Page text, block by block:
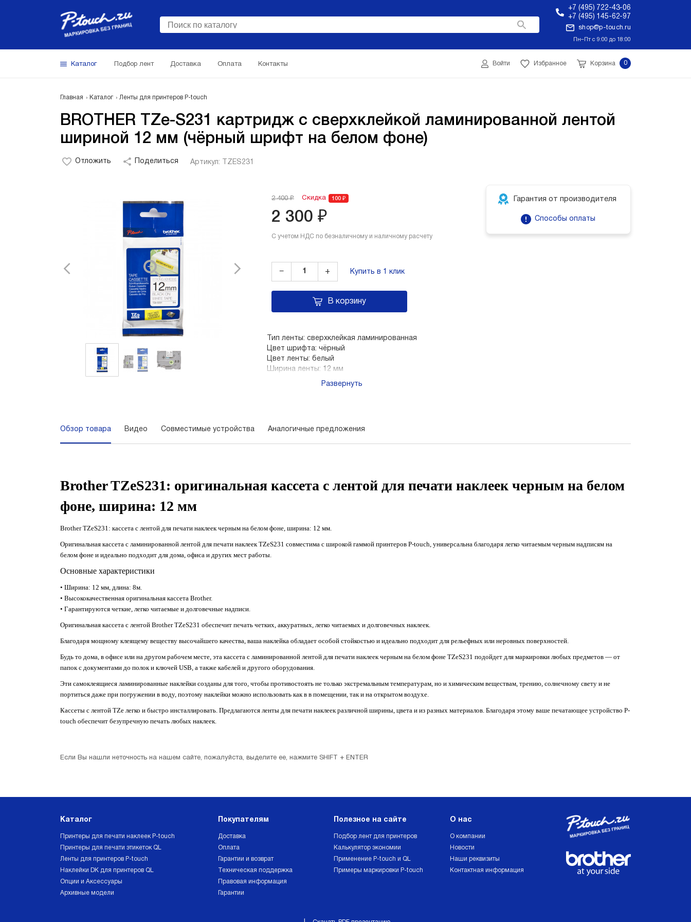
+7 (495) 722-43-06
+7 (495) 145-62-97
shop@p-touch.ru
Пн–Пт с 9:00 до 18:00
Каталог Подбор лент Доставка Оплата Контакты Войти Избранное Корзина 0
Главная Каталог Ленты для принтеров P-touch
BROTHER TZe-S231 картридж с cверхклейкой ламинированной лентой
шириной 12 мм (чёрный шрифт на белом фоне)
Отложить Поделиться Артикул: TZES231
2 400 ₽ Скидка 100 ₽
2 300 ₽
С учетом НДС по безналичному и наличному расчету
− + Купить в 1 клик
В корзину
Тип ленты: cверхклейкая ламинированная
Цвет шрифта: чёрный
Цвет ленты: белый
Ширина ленты: 12 мм
Длина ленты: 8 метров
Развернуть
Гарантия от производителя
Способы оплаты
Обзор товара Видео Совместимые устройства Аналогичные предложения
Brother TZeS231: оригинальная кассета с лентой для печати наклеек черным на белом
фоне, ширина: 12 мм
Brother TZeS231: кассета с лентой для печати наклеек черным на белом фоне, ширина: 12 мм.
Оригинальная кассета с ламинированной лентой для печати наклеек TZeS231 совместима с широкой гаммой принтеров P-touch, универсальна благодаря легко читаемым черным надписям на
белом фоне и идеально подходит для дома, офиса и других мест работы.
Основные характеристики
• Ширина: 12 мм, длина: 8м.
• Высококачественная оригинальная кассета Brother.
• Гарантируются четкие, легко читаемые и долговечные надписи.
Оригинальная кассета с лентой Brother TZeS231 обеспечит печать четких, аккуратных, легко читаемых и долговечных наклеек.
Благодаря мощному клеящему веществу высочайшего качества, ваша наклейка обладает особой стойкостью и идеально подходит для рельефных или неровных поверхностей.
Будь то дома, в офисе или на другом рабочем месте, эта кассета с ламинированной лентой для печати наклеек черным на белом фоне TZeS231 подойдет для маркировки любых предметов — от
папок с документами до полок и ключей USB, а также кабелей и другого оборудования.
Эти самоклеящиеся ламинированные наклейки созданы для того, чтобы противостоять не только экстремальным температурам, но и химическим веществам, трению, солнечному свету и не
портиться даже при погружении в воду, поэтому наклейки можно использовать как в в помещении, так и на открытом воздухе.
Кассеты с лентой TZe легко и быстро инсталлировать. Предлагаются ленты для печати наклеек различной ширины, цвета и из разных материалов. Благодаря этому ваше печатающее устройство P-
touch обеспечит безупречную печать любых наклеек.
Если Вы нашли неточность на нашем сайте, пожалуйста, выделите ее, нажмите SHIFT + ENTER
Каталог
Принтеры для печати наклеек P-touch
Принтеры для печати этикеток QL
Ленты для принтеров P-touch
Наклейки DK для принтеров QL
Опции и Аксессуары
Архивные модели
Покупателям
Доставка
Оплата
Гарантии и возврат
Техническая поддержка
Правовая информация
Гарантии
Полезное на сайте
Подбор лент для принтеров
Калькулятор экономии
Применение P-touch и QL
Примеры маркировки P-touch
О нас
О компании
Новости
Наши реквизиты
Контактная информация